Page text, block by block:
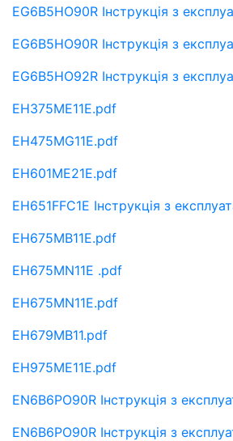
EG6B5HO90R Інструкція з
EG6B5HO90R Інструкція з
EG6B5HO92R Інструкція з
EH375ME11E.pdf
EH475MG11E.pdf
EH601ME21E.pdf
EH651FFC1E Інструкція з
EH675MB11E.pdf
EH675MN11E .pdf
EH675MN11E.pdf
EH679MB11.pdf
EH975ME11E.pdf
EN6B6PO90R Інструкція з
EN6B6PO90R Інструкція з